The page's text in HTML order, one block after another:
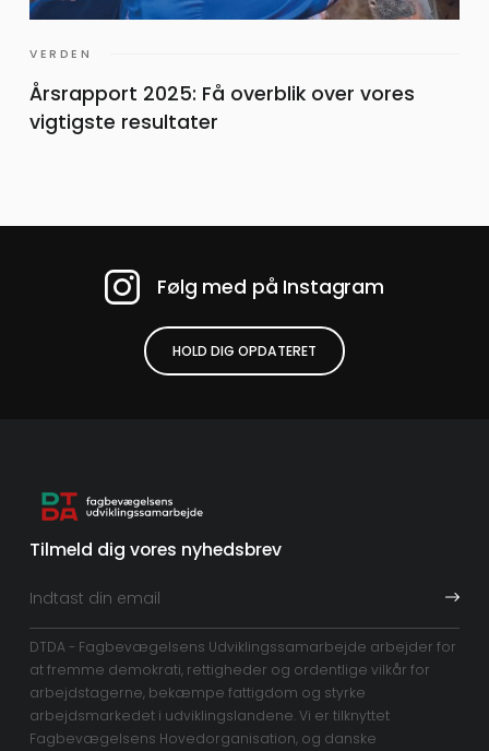
VERDEN
Årsrapport 2025: Få overblik over vores
vigtigste resultater
Følg med på Instagram
HOLD DIG OPDATERET
Tilmeld dig vores nyhedsbrev
DTDA - Fagbevægelsens Udviklingssamarbejde arbejder for
at fremme demokrati, rettigheder og ordentlige vilkår for
arbejdstagerne, bekæmpe fattigdom og styrke
arbejdsmarkedet i udviklingslandene. Vi er tilknyttet
Fagbevægelsens Hovedorganisation, og danske